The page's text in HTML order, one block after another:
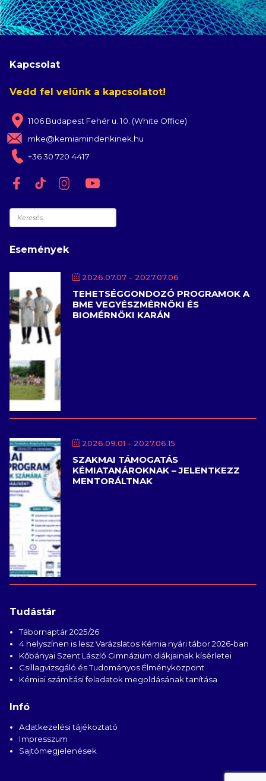
Kapcsolat
Vedd fel velünk a kapcsolatot!
1106 Budapest Fehér u. 10. (White Office)
mke@kemiamindenkinek.hu
+36 30 720 4417
Keresés
Események
2026.07.07 - 2027.07.06
TEHETSÉGGONDOZÓ PROGRAMOK A
BME VEGYÉSZMÉRNÖKI ÉS
BIOMÉRNÖKI KARÁN
2026.09.01 - 2027.06.15
SZAKMAI TÁMOGATÁS
KÉMIATANÁROKNAK – JELENTKEZZ
MENTORÁLTNAK
Tudástár
Tábornaptár 2025/26
4 helyszínen is lesz Varázslatos Kémia nyári tábor 2026-ban
Kőbányai Szent László Gimnázium diákjainak kísérletei
Csillagvizsgáló és Tudományos Élményközpont
Kémiai számítási feladatok megoldásának tanítása
Infó
Adatkezelési tájékoztató
Impresszum
Sajtómegjelenések